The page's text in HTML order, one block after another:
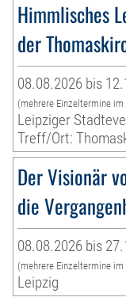
Himmlisches
der
08.08.2026 bis
(mehrere Einzeltermine
Leipziger
Treff/Ort:
Der Visionär
die
08.08.2026 bis
(mehrere Einzeltermine
Leipzig